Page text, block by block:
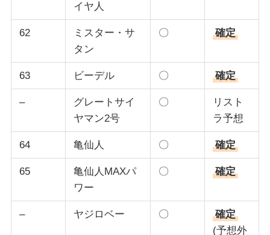
イヤ人
62
ミスター・サ
タン
〇 確定
63 ビーデル 〇 確定
–
グレートサイ
ヤマン2号
〇
リスト
ラ予想
64 亀仙人 〇 確定
65
亀仙人MAXパ
ワー
〇 確定
– ヤジロベー 〇
確定
(予想外